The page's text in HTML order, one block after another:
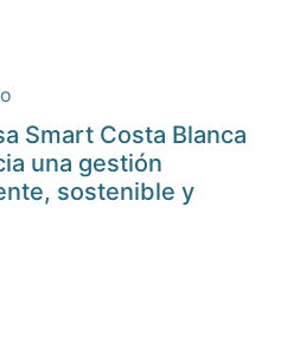
Smart Costa Blanca
una gestión
sostenible y